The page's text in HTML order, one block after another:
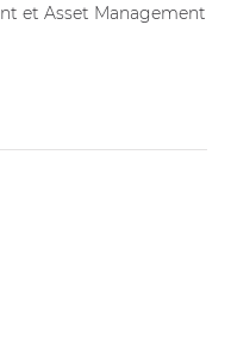
et Asset Management